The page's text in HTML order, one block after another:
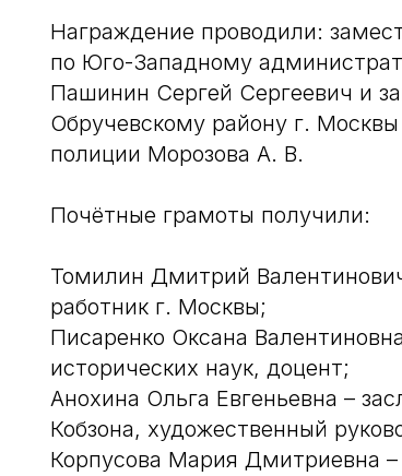
Награждение проводили:
по Юго-Западному
Пашинин Сергей Сергеевич и
Обручевскому району г.
полиции Морозова А. В.
Почётные грамоты получили:
Томилин Дмитрий
работник г. Москвы;
Писаренко Оксана
исторических наук, доцент;
Анохина Ольга Евгеньевна –
Кобзона, художественный
Корпусова Мария Дмитриевна